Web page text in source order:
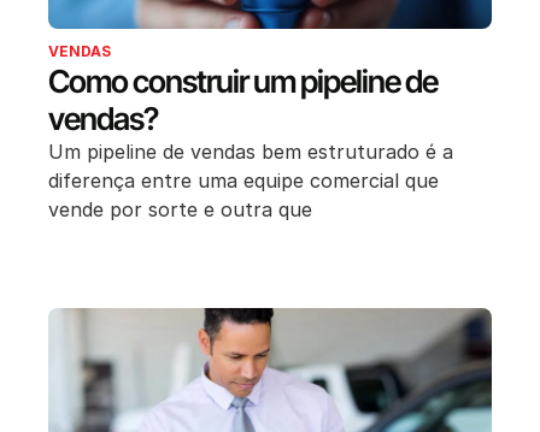
VENDAS
Como construir um pipeline de
vendas?
Um pipeline de vendas bem estruturado é a
diferença entre uma equipe comercial que
vende por sorte e outra que